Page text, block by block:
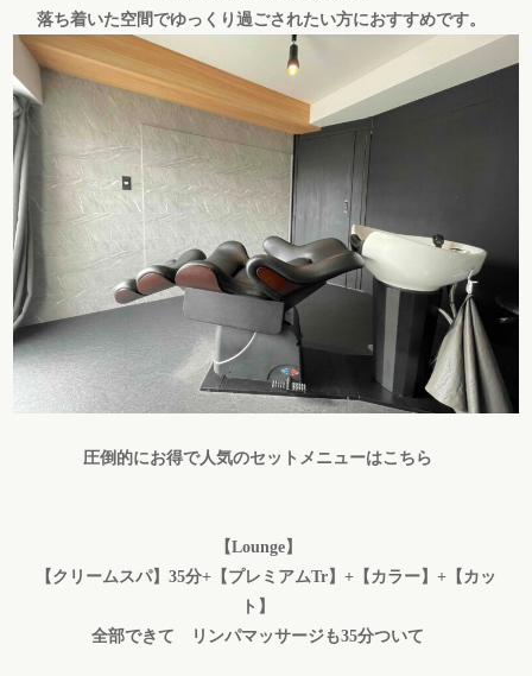
落ち着いた空間でゆっくり過ごされたい方におすすめです。
圧倒的にお得で人気のセットメニューはこちら
【Lounge】
【クリームスパ】35分+【プレミアムTr】+【カラー】+【カッ
ト】
全部できて リンパマッサージも35分ついて